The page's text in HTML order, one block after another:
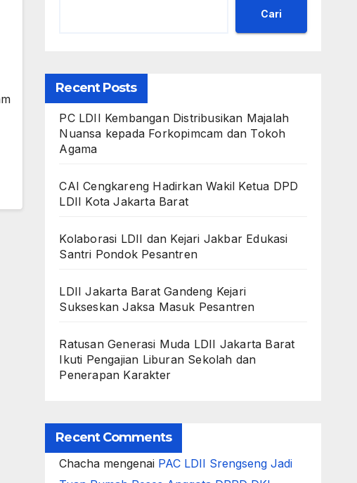
Cari
Recent Posts
PC LDII Kembangan Distribusikan Majalah
Nuansa kepada Forkopimcam dan Tokoh
Agama
CAI Cengkareng Hadirkan Wakil Ketua DPD
LDII Kota Jakarta Barat
Kolaborasi LDII dan Kejari Jakbar Edukasi
Santri Pondok Pesantren
LDII Jakarta Barat Gandeng Kejari
Sukseskan Jaksa Masuk Pesantren
Ratusan Generasi Muda LDII Jakarta Barat
Ikuti Pengajian Liburan Sekolah dan
Penerapan Karakter
Recent Comments
Chacha mengenai PAC LDII Srengseng Jadi